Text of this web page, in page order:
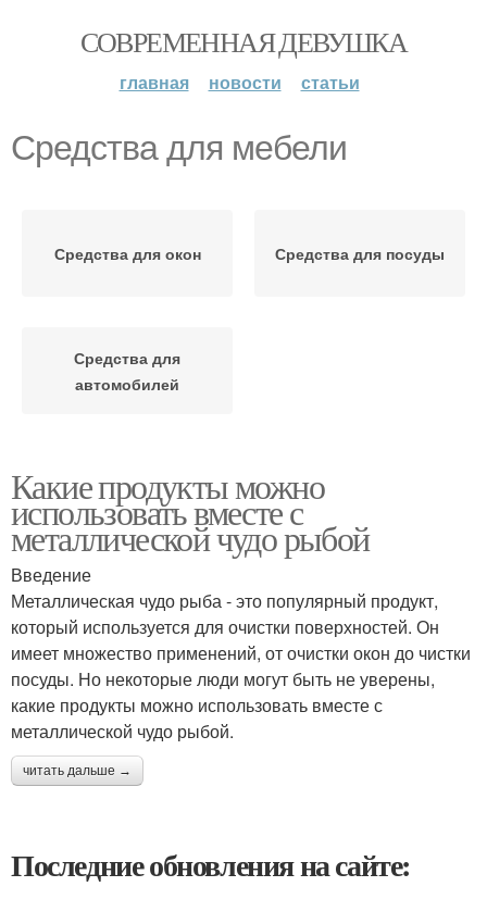
СОВРЕМЕННАЯ ДЕВУШКА
главная новости статьи
Средства для мебели
Средства для окон Средства для посуды
Средства для
автомобилей
Какие продукты можно
использовать вместе с
металлической чудо рыбой
Введение
Металлическая чудо рыба - это популярный продукт,
который используется для очистки поверхностей. Он
имеет множество применений, от очистки окон до чистки
посуды. Но некоторые люди могут быть не уверены,
какие продукты можно использовать вместе с
металлической чудо рыбой.
читать дальше →
Последние обновления на сайте: